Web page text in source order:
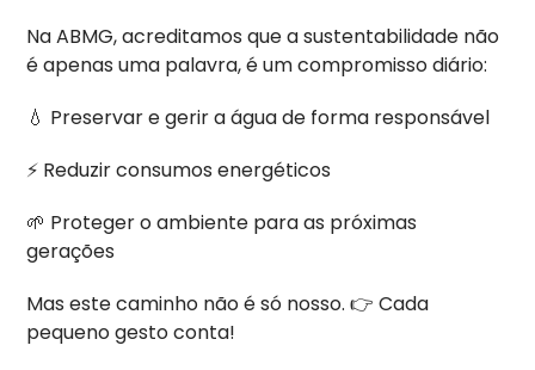
Na ABMG, acreditamos que a sustentabilidade não
é apenas uma palavra, é um compromisso diário:
💧 Preservar e gerir a água de forma responsável
⚡ Reduzir consumos energéticos
🌱 Proteger o ambiente para as próximas
gerações
Mas este caminho não é só nosso. 👉 Cada
pequeno gesto conta!